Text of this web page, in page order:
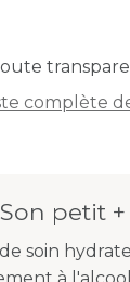
complète
Son petit +
soin